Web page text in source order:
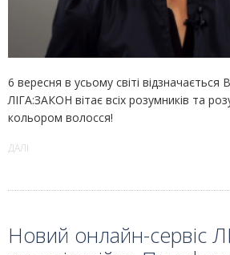
6 вересня в усьому світі відзначається
ЛІГА:ЗАКОН вітає всіх розумників та
кольором волосся!
ДАЛІ
Новий онлайн-сервіс